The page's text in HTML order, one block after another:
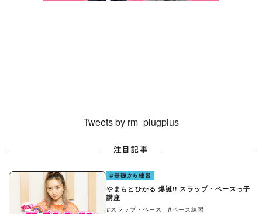
Tweets by rm_plugplus
注目記事
#基礎から練習
やまもとひかる 爆誕!! スラップ・ベースっ子
講座
#スラップ・ベース
#ベース練習